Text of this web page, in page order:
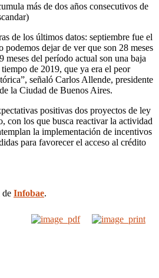
más de dos años consecutivos de
de los últimos datos: septiembre fue el
podemos dejar de ver que son 28 meses
meses del período actual son una baja
de 2019, que ya era el peor
señaló Carlos Allende, presidente
la Ciudad de Buenos Aires.
positivas dos proyectos de ley
con los que busca reactivar la actividad
la implementación de incentivos
para favorecer el acceso al crédito
de Infobae.